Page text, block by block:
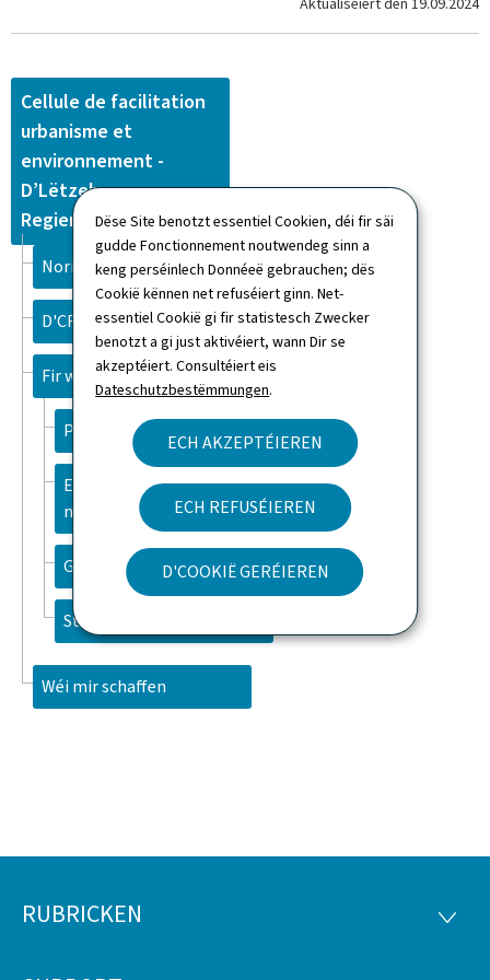
Dëse Site benotzt essentiel Cookien, déi fir säi
gudde Fonctionnement noutwendeg sinn a
keng perséinlech Donnéeë gebrauchen; dës
Cookië kënnen net refuséiert ginn. Net-
essentiel Cookië gi fir statistesch Zwecker
benotzt a gi just aktivéiert, wann Dir se
akzeptéiert. Consultéiert eis
Dateschutzbestëmmungen.
ECH AKZEPTÉIEREN
ECH REFUSÉIEREN
D'COOKIË GERÉIEREN
Cellule de facilitation
urbanisme et
environnement -
D’Lëtzebuerger
Regierung
Noriichten
D'CFUE
Fir ween?
Privatleit
Entrepreneuren/Entrepre
nesch
Gemengen
Staatlech Acteuren
Wéi mir schaffen
Fousszeil
RUBRICKEN